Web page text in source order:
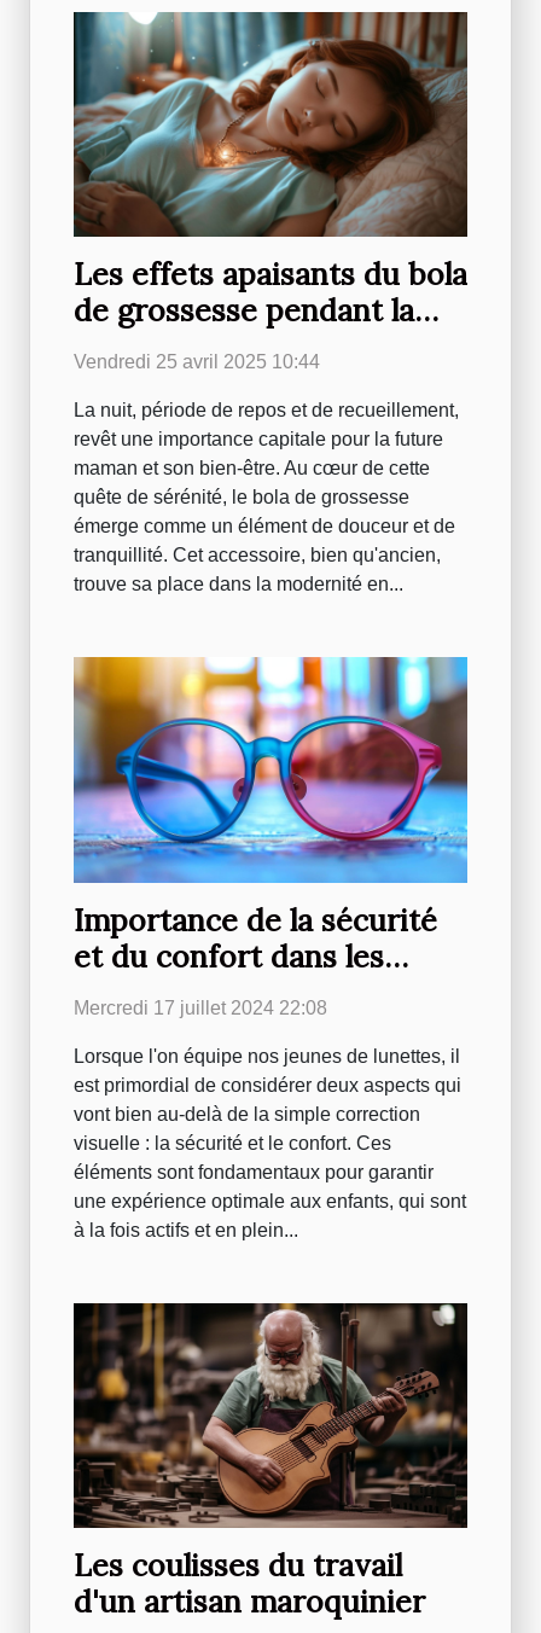
Les effets apaisants du bola
de grossesse pendant la
nuit
Vendredi 25 avril 2025 10:44
La nuit, période de repos et de recueillement,
revêt une importance capitale pour la future
maman et son bien-être. Au cœur de cette
quête de sérénité, le bola de grossesse
émerge comme un élément de douceur et de
tranquillité. Cet accessoire, bien qu'ancien,
trouve sa place dans la modernité en...
Importance de la sécurité
et du confort dans les
lunettes enfantines
Mercredi 17 juillet 2024 22:08
Lorsque l'on équipe nos jeunes de lunettes, il
est primordial de considérer deux aspects qui
vont bien au-delà de la simple correction
visuelle : la sécurité et le confort. Ces
éléments sont fondamentaux pour garantir
une expérience optimale aux enfants, qui sont
à la fois actifs et en plein...
Les coulisses du travail
d'un artisan maroquinier